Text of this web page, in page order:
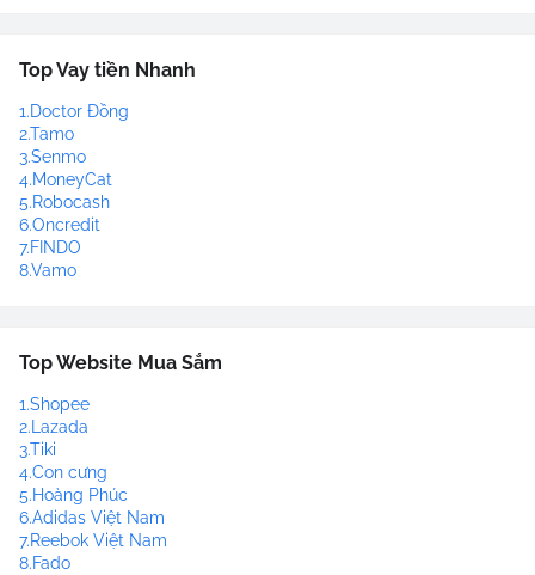
Top Vay tiền Nhanh
1.Doctor Đồng
2.Tamo
3.Senmo
4.MoneyCat
5.Robocash
6.Oncredit
7.FINDO
8.Vamo
Top Website Mua Sắm
1.Shopee
2.Lazada
3.Tiki
4.Con cưng
5.Hoàng Phúc
6.Adidas Việt Nam
7.Reebok Việt Nam
8.Fado